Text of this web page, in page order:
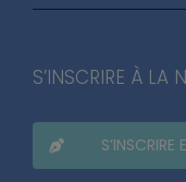
S’INSCRIRE À LA